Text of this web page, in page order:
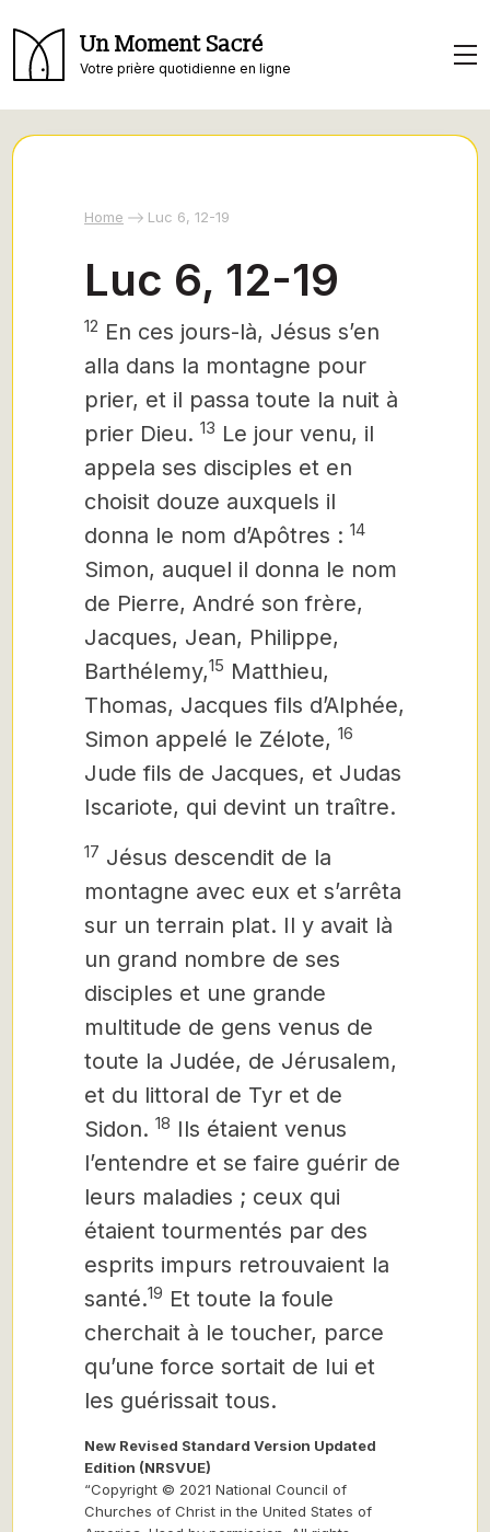
Un Moment Sacré
Votre prière quotidienne en ligne
Home Luc 6, 12-19
Luc 6, 12-19
12 En ces jours-là, Jésus s’en
alla dans la montagne pour
prier, et il passa toute la nuit à
prier Dieu. 13 Le jour venu, il
appela ses disciples et en
choisit douze auxquels il
donna le nom d’Apôtres : 14
Simon, auquel il donna le nom
de Pierre, André son frère,
Jacques, Jean, Philippe,
Barthélemy,15 Matthieu,
Thomas, Jacques fils d’Alphée,
Simon appelé le Zélote, 16
Jude fils de Jacques, et Judas
Iscariote, qui devint un traître.
17 Jésus descendit de la
montagne avec eux et s’arrêta
sur un terrain plat. Il y avait là
un grand nombre de ses
disciples et une grande
multitude de gens venus de
toute la Judée, de Jérusalem,
et du littoral de Tyr et de
Sidon. 18 Ils étaient venus
l’entendre et se faire guérir de
leurs maladies ; ceux qui
étaient tourmentés par des
esprits impurs retrouvaient la
santé.19 Et toute la foule
cherchait à le toucher, parce
qu’une force sortait de lui et
les guérissait tous.
New Revised Standard Version Updated
Edition (NRSVUE)
“Copyright © 2021 National Council of
Churches of Christ in the United States of